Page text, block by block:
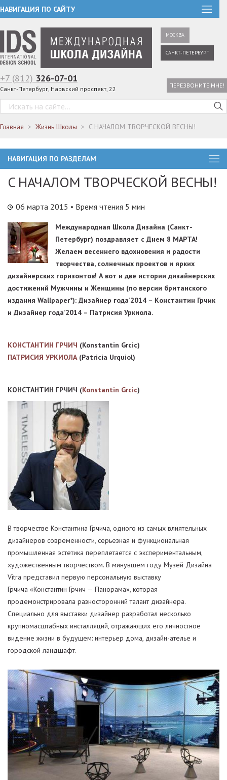
НАВИГАЦИЯ ПО САЙТУ
МОСКВА
САНКТ-ПЕТЕРБУРГ
+7 (812) 326-07-01
Санкт-Петербург, Нарвский проспект, 22 ПЕРЕЗВОНИТЕ МНЕ!
Главная Жизнь Школы C НАЧАЛОМ ТВОРЧЕСКОЙ ВЕСНЫ!
НАВИГАЦИЯ ПО РАЗДЕЛАМ
C НАЧАЛОМ ТВОРЧЕСКОЙ ВЕСНЫ!
06 марта 2015 • Время чтения 5 мин
Международная Школа Дизайна (Санкт-
Петербург) поздравляет с Днем 8 МАРТА!
Желаем весеннего вдохновения и радости
творчества, солнечных проектов и ярких
дизайнерских горизонтов! А вот и две истории дизайнерских
достижений Мужчины и Женщины (по версии британского
издания Wallpaper*): Дизайнер года’2014 – Константин Грчик
и Дизайнер года’2014 – Патрисия Уркиола.
КОНСТАНТИН ГРЧИЧ (Konstantin Grcic)
ПАТРИСИЯ УРКИОЛА(Patricia Urquiol)
КОНСТАНТИН ГРЧИЧ (Konstantin Grcic)
В творчестве Константина Грчича, одного из самых влиятельных
дизайнеров современности, серьезная и функциональная
промышленная эстетика переплетается с экспериментальным,
художественным творчеством. В минувшем году Музей Дизайна
Vitra представил первую персональную выставку
Грчича «Константин Грчич — Панорама», которая
продемонстрировала разносторонний талант дизайнера.
Специально для выставки дизайнер разработал несколько
крупномасштабных инсталляций, отражающих его личностное
видение жизни в будущем: интерьер дома, дизайн-ателье и
городской ландшафт.